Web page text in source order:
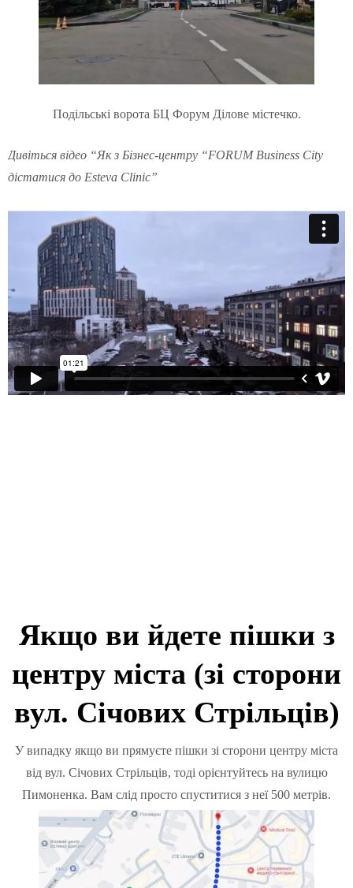
Подільські ворота БЦ Форум Ділове містечко.
Дивіться відео “Як з Бізнес-центру “FORUM Business City
дістатися до Esteva Clinic”
Якщо ви йдете пішки з
центру міста (зі сторони
вул. Січових Стрільців)
У випадку якщо ви прямуєте пішки зі сторони центру міста
від вул. Січових Стрільців, тоді орієнтуйтесь на вулицю
Пимоненка. Вам слід просто спуститися з неї 500 метрів.